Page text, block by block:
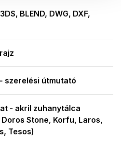
BLEND, DWG, DXF,
szerelési útmutató
- akril zuhanytálca
Stone, Korfu, Laros,
Tesos)